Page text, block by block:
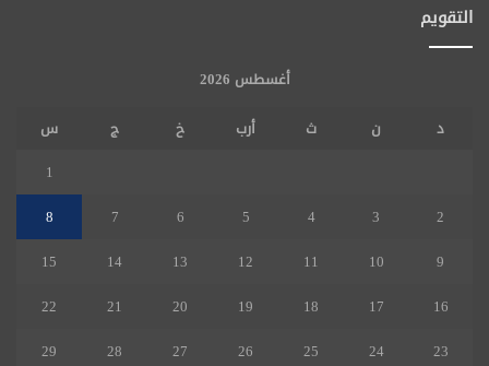
التقويم
أغسطس 2026
د
ن ث أرب خ ج
س
1
2
3
4
5
6
7
8
9
10
11
12
13
14
15
16
17
18
19
20
21
22
23
24
25
26
27
28
29